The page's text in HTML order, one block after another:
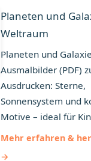
Planeten und
Weltraum
Planeten und
Ausmalbilder (PDF)
Ausdrucken: Sterne,
Sonnensystem und
Motive – ideal für
Mehr erfahren &